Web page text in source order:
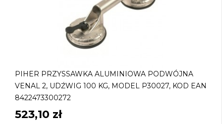
PIHER PRZYSSAWKA ALUMINIOWA PODWÓJNA
VENAL 2, UDŹWIG 100 KG, MODEL P30027, KOD EAN
8422473300272
523,10 zł